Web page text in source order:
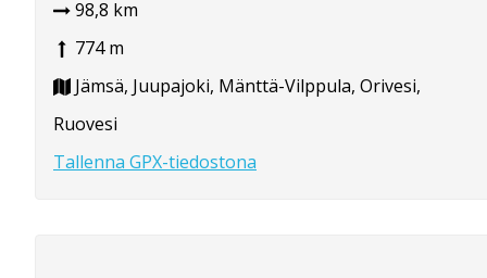
98,8 km
774 m
Jämsä, Juupajoki, Mänttä-Vilppula, Orivesi,
Ruovesi
Tallenna GPX-tiedostona